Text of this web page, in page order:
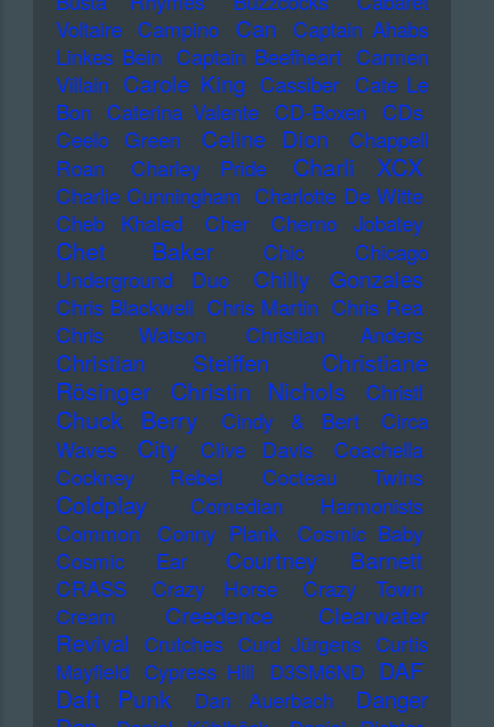
Voltaire Campino Can
Captain Ahabs
Linkes Bein Captain Beefheart Carmen
Villain Carole King Cassiber Cate Le
Bon
Caterina Valente CD-Boxen
CDs
Ceelo Green
Celine Dion
Chappell
Roan
Charley Pride Charli XCX
Charlie Cunningham Charlotte De Witte
Cheb Khaled
Cher Cherno Jobatey
Chet Baker Chic
Chicago
Underground Duo
Chilly Gonzales
Chris Blackwell Chris Martin Chris Rea
Chris Watson
Christian Anders
Christian Steiffen
Christiane
Rösinger
Christin Nichols Christl
Chuck Berry Cindy & Bert
Circa
Waves
City Clive Davis
Coachella
Cockney Rebel
Cocteau Twins
Coldplay
Comedian Harmonists
Common
Conny Plank
Cosmic Baby
Cosmic Ear
Courtney Barnett
CRASS Crazy Horse Crazy Town
Cream
Creedence Clearwater
Revival
Crutches Curd Jürgens Curtis
Mayfield Cypress Hill D3SM6ND DAF
Daft Punk Dan Auerbach
Danger